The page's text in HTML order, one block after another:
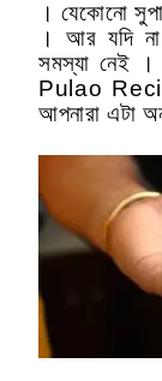
। যেকোনো
। আর যদি
সমস্যা নেই ।
Pulao
আপনারা এটা